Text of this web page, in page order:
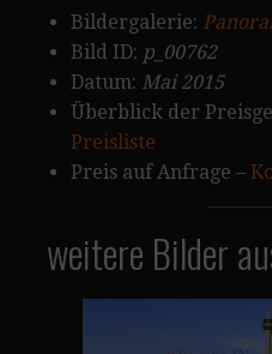
Bildergalerie:
Bild ID: p_00762
Datum: Mai 2015
Überblick der
Preisliste
Preis auf Anfrage –
weitere Bilder